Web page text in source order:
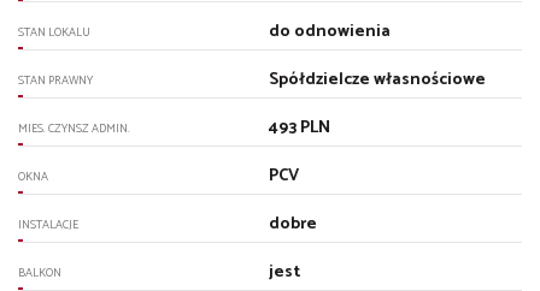
STAN LOKALU do odnowienia
STAN PRAWNY Spółdzielcze własnościowe
MIES. CZYNSZ ADMIN. 493 PLN
OKNA PCV
INSTALACJE dobre
BALKON jest